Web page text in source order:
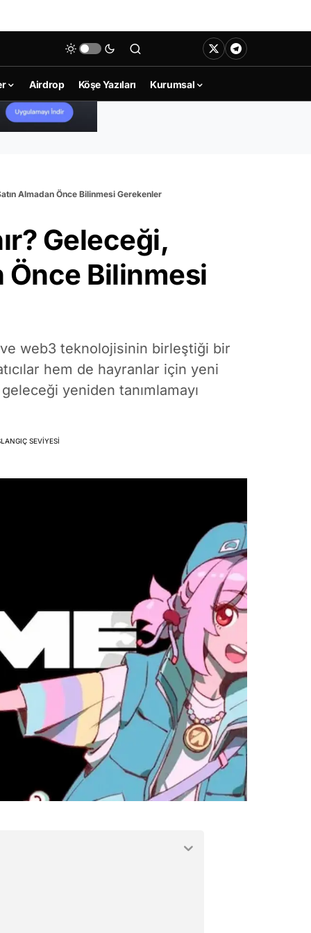
Airdrop Köşe Yazıları Kurumsal
Almadan Önce Bilinmesi Gerekenler
Geleceği,
Önce Bilinmesi
web3 teknolojisinin birleştiği bir
hem de hayranlar için yeni
yeniden tanımlamayı
SEVIYESI